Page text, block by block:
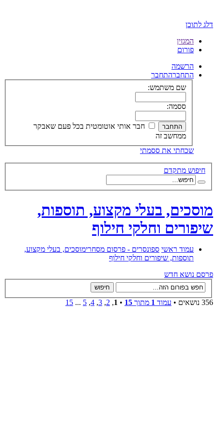
דלג לתוכן
המגזין
פורום
הרשמה
התחברהתחבר
שם משתמש:
ססמה:
חבר אותי אוטומטית בכל פעם שאבקר
ממחשב זה
שכחתי את ססמתי
חיפוש מתקדם
מוסכים, בעלי מקצוע, תוספות,
שיפורים וחלקי חילוף
עמוד ראשי ספונסרים - פרסום מסחרימוסכים, בעלי מקצוע,
תוספות, שיפורים וחלקי חילוף
פרסם נושא חדש
356 נושאים • עמוד 1 מתוך 15
•
1
,
2
,
3
,
4
,
5
...
15